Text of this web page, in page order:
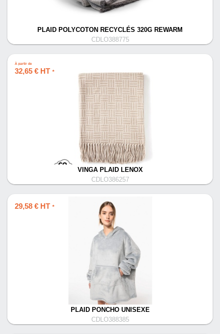
PLAID POLYCOTON RECYCLÉS 320G REWARM
CDLO388775
À partir de
32,65 € HT *
VINGA PLAID LENOX
CDLO386257
29,58 € HT *
PLAID PONCHO UNISEXE
CDLO388385